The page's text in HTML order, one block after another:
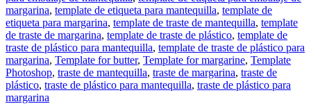
margarina, template de etiqueta para mantequilla, template de
etiqueta para margarina, template de traste de mantequilla, template
de traste de margarina, template de traste de plástico, template de
traste de plástico para mantequilla, template de traste de plástico para
margarina, Template for butter, Template for margarine, Template
Photoshop, traste de mantequilla, traste de margarina, traste de
plástico, traste de plástico para mantequilla, traste de plástico para
margarina